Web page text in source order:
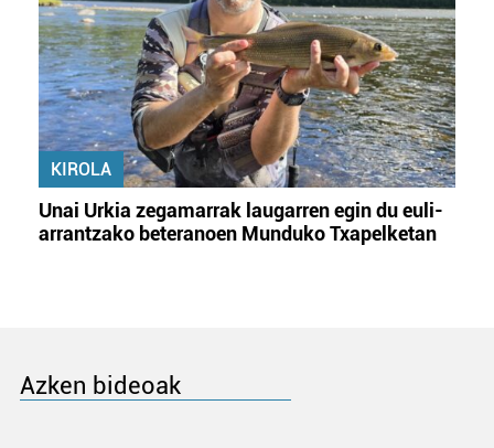
KIROLA
Unai Urkia zegamarrak laugarren egin du euli-
arrantzako beteranoen Munduko Txapelketan
Azken bideoak